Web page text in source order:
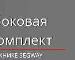
SEGWAY